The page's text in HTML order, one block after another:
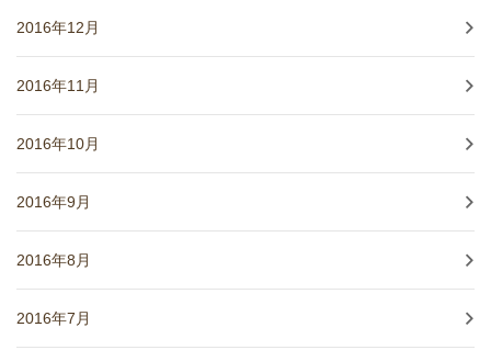
2016年12月
2016年11月
2016年10月
2016年9月
2016年8月
2016年7月